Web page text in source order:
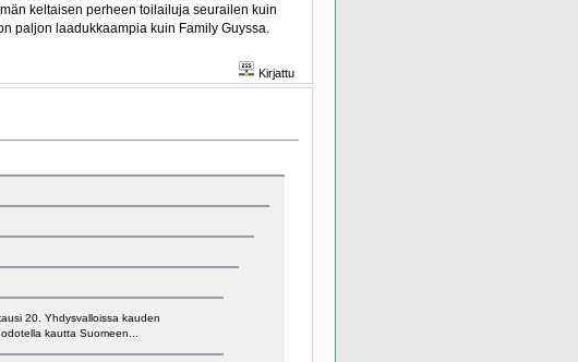
keltaisen perheen toilailuja seurailen kuin
paljon laadukkaampia kuin Family Guyssa.
Kirjattu
20. Yhdysvalloissa kauden
kautta Suomeen...